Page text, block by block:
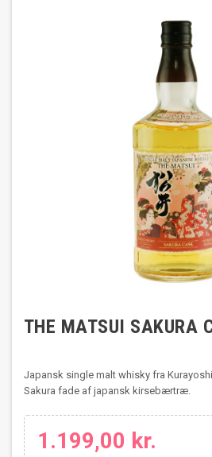
THE MATSUI SAKURA
Japansk single malt whisky fra
Sakura fade af japansk kirsebærtræ.
1.199,00 kr.